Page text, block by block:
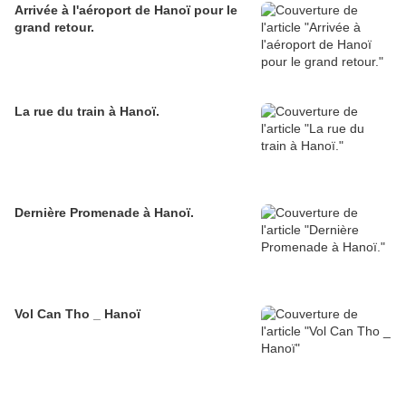
Arrivée à l'aéroport de Hanoï pour le
grand retour.
La rue du train à Hanoï.
Dernière Promenade à Hanoï.
Vol Can Tho _ Hanoï